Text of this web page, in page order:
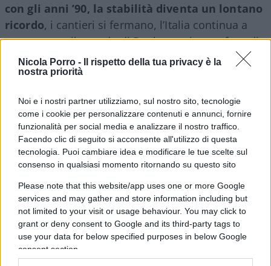
Nicola Porro -
Il rispetto della tua privacy è la
nostra priorità
Noi e i nostri partner utilizziamo, sul nostro sito, tecnologie
come i cookie per personalizzare contenuti e annunci, fornire
funzionalità per social media e analizzare il nostro traffico.
Facendo clic di seguito si acconsente all'utilizzo di questa
tecnologia. Puoi cambiare idea e modificare le tue scelte sul
consenso in qualsiasi momento ritornando su questo sito
Please note that this website/app uses one or more Google
services and may gather and store information including but
not limited to your visit or usage behaviour. You may click to
grant or deny consent to Google and its third-party tags to
use your data for below specified purposes in below Google
consent section.
con gli anni ’90, la stabilità diventa un lontano
ricordo, i cantieri si fermano, l’Italia continua a
crescere ma il mondo di Paul entra in una fase di
stagnazione che negli anni successivi diventerà
recessione. Troppo spesso siamo abituati a
riflettessero in modo uniforme su tutti i cittadini,
la realtà è diversa perché crescita e recessione
sono uguali per tutti ma colpiscono ognuno a
modo suo.
Negli anni ’90, Forza Italia entra prepotente dalle
tv nelle case degli italiani ed anche per Paul è una
speranza che riporta al vecchio sapore della Dc,
ma presto si affievolisce in un tran-tran di ripetuti